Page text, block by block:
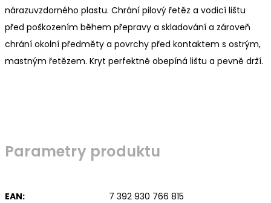
nárazuvzdorného plastu. Chrání pilový řetěz a vodicí lištu
před poškozením během přepravy a skladování a zároveň
chrání okolní předměty a povrchy před kontaktem s ostrým,
mastným řetězem. Kryt perfektně obepíná lištu a pevně drží.
Parametry produktu
EAN:
7 392 930 766 815